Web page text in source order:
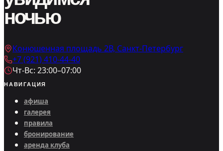
ночью
Конюшенная площадь 2В, Санкт-Петербург
+7 (921) 410-44-40
Чт-Вс: 23:00–07:00
НАВИГАЦИЯ
афиша
галерея
правила
бронирование
аренда клуба